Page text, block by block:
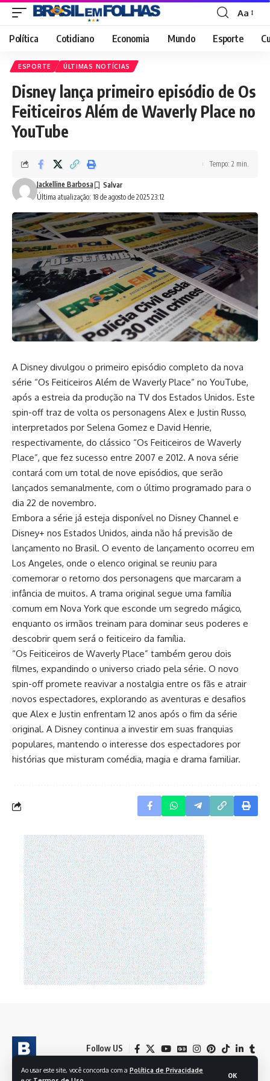
Ao usar este site, você concorda com a Política de Privacidade
OK
Font
Resizer
Aa
Política Cotidiano Economia Mundo Esporte
ESPORTE ÚLTIMAS NOTÍCIAS
Disney lança primeiro episódio de Os
Feiticeiros Além de Waverly Place no
YouTube
Última atualização: 18 de agosto de 2025 23:12
Jackelline Barbosa
Tempo: 2 min.
A Disney divulgou o primeiro episódio completo da nova
série “Os Feiticeiros Além de Waverly Place” no YouTube,
após a estreia da produção na TV dos Estados Unidos. Este
spin-off traz de volta os personagens Alex e Justin Russo,
interpretados por Selena Gomez e David Henrie,
respectivamente, do clássico “Os Feiticeiros de Waverly
Place”, que fez sucesso entre 2007 e 2012. A nova série
contará com um total de nove episódios, que serão
lançados semanalmente, com o último programado para o
dia 22 de novembro.
Embora a série já esteja disponível no Disney Channel e
Disney+ nos Estados Unidos, ainda não há previsão de
lançamento no Brasil. O evento de lançamento ocorreu em
Los Angeles, onde o elenco original se reuniu para
comemorar o retorno dos personagens que marcaram a
infância de muitos. A trama original segue uma família
comum em Nova York que esconde um segredo mágico,
enquanto os irmãos treinam para dominar seus poderes e
descobrir quem será o feiticeiro da família.
“Os Feiticeiros de Waverly Place” também gerou dois
filmes, expandindo o universo criado pela série. O novo
spin-off promete reavivar a nostalgia entre os fãs e atrair
novos espectadores, explorando as aventuras e desafios
que Alex e Justin enfrentam 12 anos após o fim da série
original. A Disney continua a investir em suas franquias
populares, mantendo o interesse dos espectadores por
histórias que misturam comédia, magia e drama familiar.
Follow US